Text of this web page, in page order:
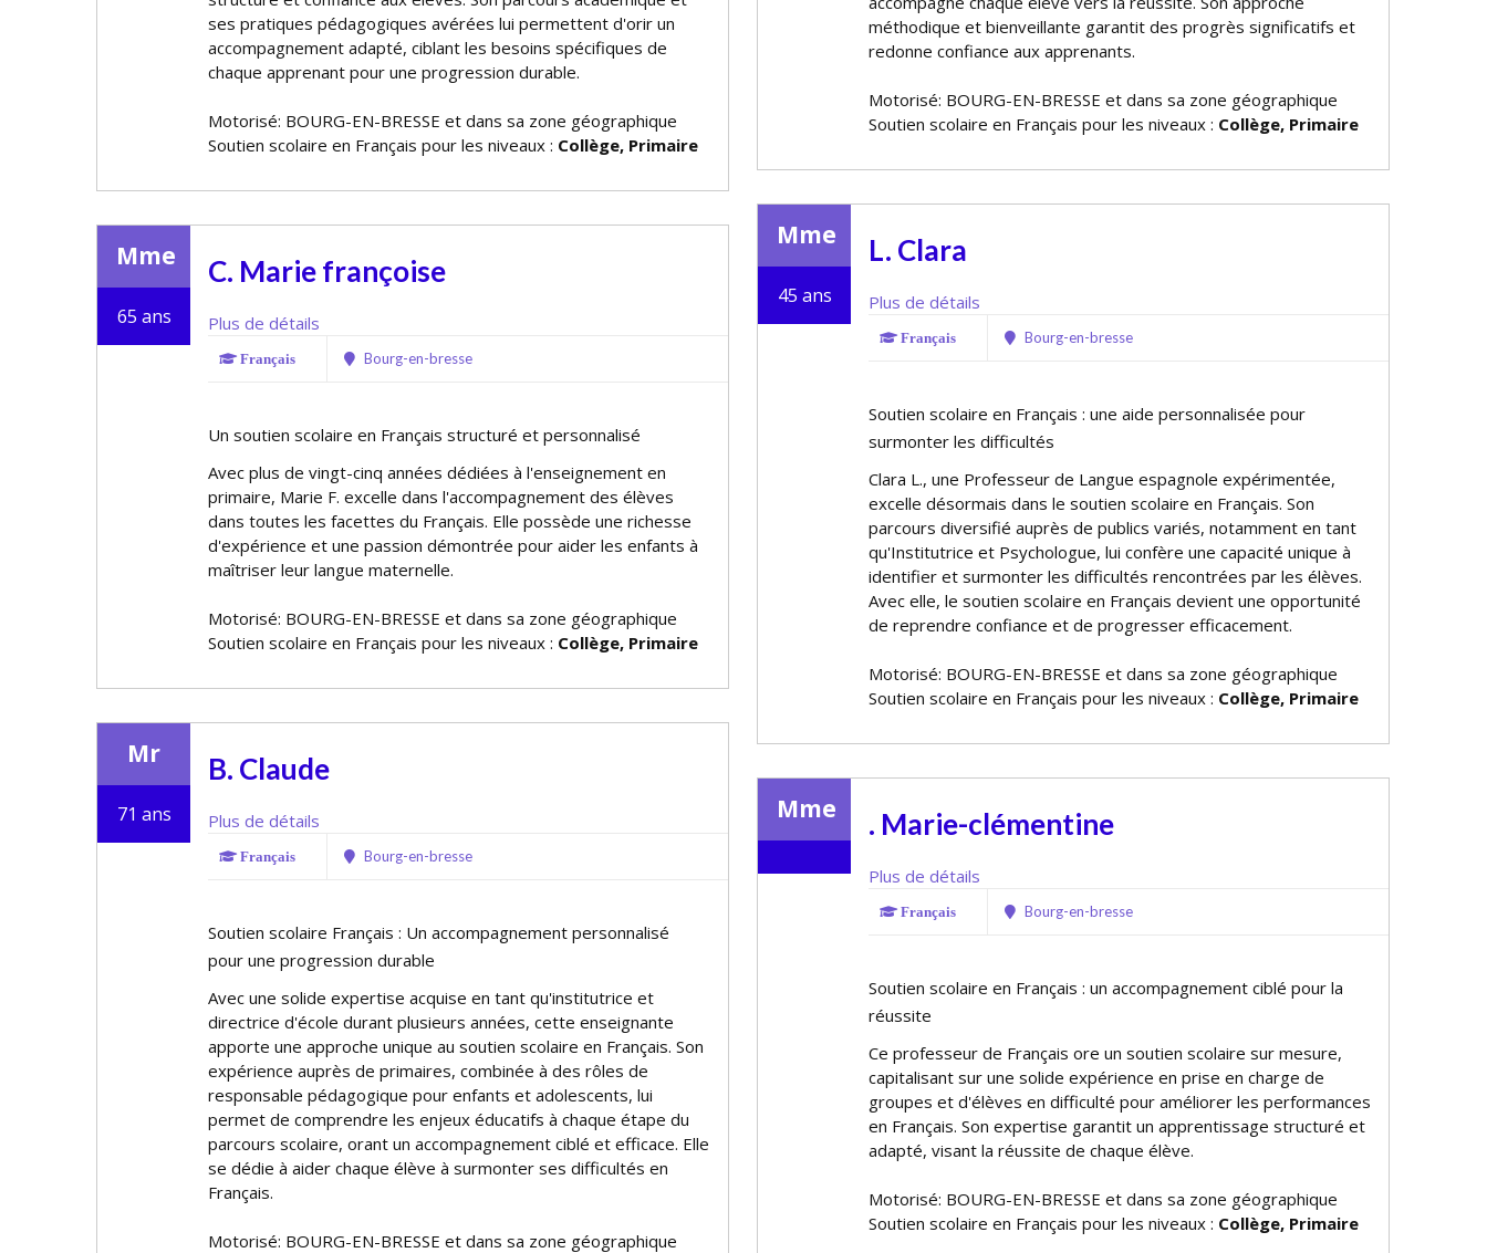
méthodique et bienveillante garantit des progrès significatifs et
redonne confiance aux apprenants.
Motorisé: BOURG-EN-BRESSE et dans sa zone géographique
Soutien scolaire en Français pour les niveaux : Collège, Primaire
ses pratiques pédagogiques avérées lui permettent d'offrir un
accompagnement adapté, ciblant les besoins spécifiques de
chaque apprenant pour une progression durable.
Motorisé: BOURG-EN-BRESSE et dans sa zone géographique
Soutien scolaire en Français pour les niveaux : Collège, Primaire
Mme
45 ans
L. Clara
Plus de détails
Français Bourg-en-bresse
Soutien scolaire en Français : une aide personnalisée pour
surmonter les difficultés
Clara L., une Professeur de Langue espagnole expérimentée,
excelle désormais dans le soutien scolaire en Français. Son
parcours diversifié auprès de publics variés, notamment en tant
qu'Institutrice et Psychologue, lui confère une capacité unique à
identifier et surmonter les difficultés rencontrées par les élèves.
Avec elle, le soutien scolaire en Français devient une opportunité
de reprendre confiance et de progresser efficacement.
Motorisé: BOURG-EN-BRESSE et dans sa zone géographique
Soutien scolaire en Français pour les niveaux : Collège, Primaire
Mme
65 ans
C. Marie françoise
Plus de détails
Français Bourg-en-bresse
Un soutien scolaire en Français structuré et personnalisé
Avec plus de vingt-cinq années dédiées à l'enseignement en
primaire, Marie F. excelle dans l'accompagnement des élèves
dans toutes les facettes du Français. Elle possède une richesse
d'expérience et une passion démontrée pour aider les enfants à
maîtriser leur langue maternelle.
Motorisé: BOURG-EN-BRESSE et dans sa zone géographique
Soutien scolaire en Français pour les niveaux : Collège, Primaire
Mr
71 ans
B. Claude
Plus de détails
Français Bourg-en-bresse
Soutien scolaire Français : Un accompagnement personnalisé
pour une progression durable
Avec une solide expertise acquise en tant qu'institutrice et
directrice d'école durant plusieurs années, cette enseignante
apporte une approche unique au soutien scolaire en Français. Son
expérience auprès de primaires, combinée à des rôles de
responsable pédagogique pour enfants et adolescents, lui
permet de comprendre les enjeux éducatifs à chaque étape du
parcours scolaire, offrant un accompagnement ciblé et efficace. Elle
se dédie à aider chaque élève à surmonter ses difficultés en
Français.
Motorisé: BOURG-EN-BRESSE et dans sa zone géographique
Mme . Marie-clémentine
Plus de détails
Français Bourg-en-bresse
Soutien scolaire en Français : un accompagnement ciblé pour la
réussite
Ce professeur de Français offre un soutien scolaire sur mesure,
capitalisant sur une solide expérience en prise en charge de
groupes et d'élèves en difficulté pour améliorer les performances
en Français. Son expertise garantit un apprentissage structuré et
adapté, visant la réussite de chaque élève.
Motorisé: BOURG-EN-BRESSE et dans sa zone géographique
Soutien scolaire en Français pour les niveaux : Collège, Primaire